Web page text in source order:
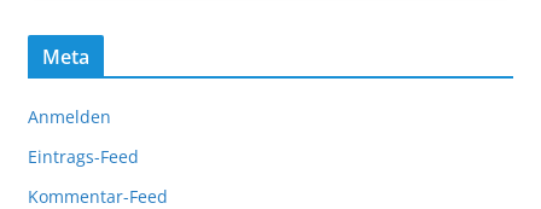
Meta
Anmelden
Eintrags-Feed
Kommentar-Feed